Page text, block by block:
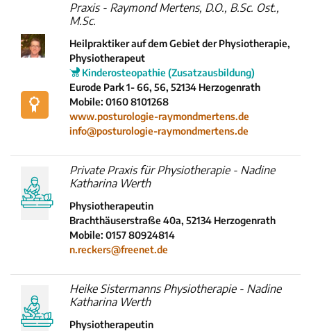
Praxis - Raymond Mertens, D.O., B.Sc. Ost.,
M.Sc.
Heilpraktiker auf dem Gebiet der Physiotherapie,
Physiotherapeut
Kinderosteopathie (Zusatzausbildung)
Eurode Park 1- 66, 56, 52134 Herzogenrath
Mobile: 0160 8101268
www.posturologie-raymondmertens.de
info@posturologie-raymondmertens.de
Private Praxis für Physiotherapie - Nadine
Katharina Werth
Physiotherapeutin
Brachthäuserstraße 40a, 52134 Herzogenrath
Mobile: 0157 80924814
n.reckers@freenet.de
Heike Sistermanns Physiotherapie - Nadine
Katharina Werth
Physiotherapeutin